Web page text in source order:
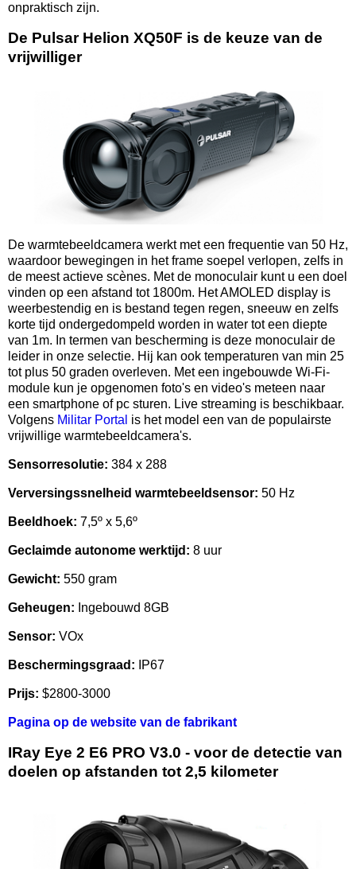
onpraktisch zijn.
De Pulsar Helion XQ50F is de keuze van de
vrijwilliger
De warmtebeeldcamera werkt met een frequentie van 50 Hz,
waardoor bewegingen in het frame soepel verlopen, zelfs in
de meest actieve scènes. Met de monoculair kunt u een doel
vinden op een afstand tot 1800m. Het AMOLED display is
weerbestendig en is bestand tegen regen, sneeuw en zelfs
korte tijd ondergedompeld worden in water tot een diepte
van 1m. In termen van bescherming is deze monoculair de
leider in onze selectie. Hij kan ook temperaturen van min 25
tot plus 50 graden overleven. Met een ingebouwde Wi-Fi-
module kun je opgenomen foto's en video's meteen naar
een smartphone of pc sturen. Live streaming is beschikbaar.
Volgens Militar Portal is het model een van de populairste
vrijwillige warmtebeeldcamera's.
Sensorresolutie: 384 x 288
Verversingssnelheid warmtebeeldsensor: 50 Hz
Beeldhoek: 7,5º x 5,6º
Geclaimde autonome werktijd: 8 uur
Gewicht: 550 gram
Geheugen: Ingebouwd 8GB
Sensor: VOx
Beschermingsgraad: IP67
Prijs: $2800-3000
Pagina op de website van de fabrikant
IRay Eye 2 E6 PRO V3.0 - voor de detectie van
doelen op afstanden tot 2,5 kilometer